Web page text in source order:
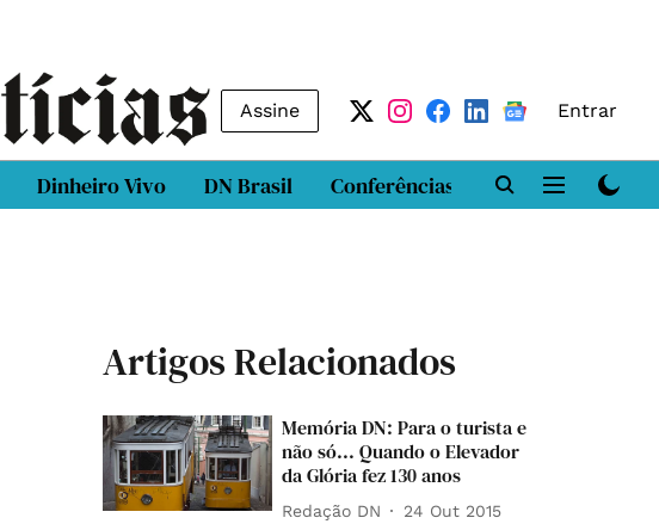
Assine Entrar
Dinheiro Vivo DN Brasil Conferências DN LAB
Artigos Relacionados
Memória DN: Para o turista e
não só... Quando o Elevador
da Glória fez 130 anos
Redação DN 24 Out 2015